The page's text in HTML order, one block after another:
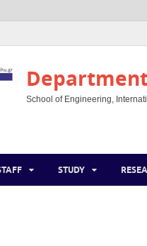
School of Engineering,
STUDY